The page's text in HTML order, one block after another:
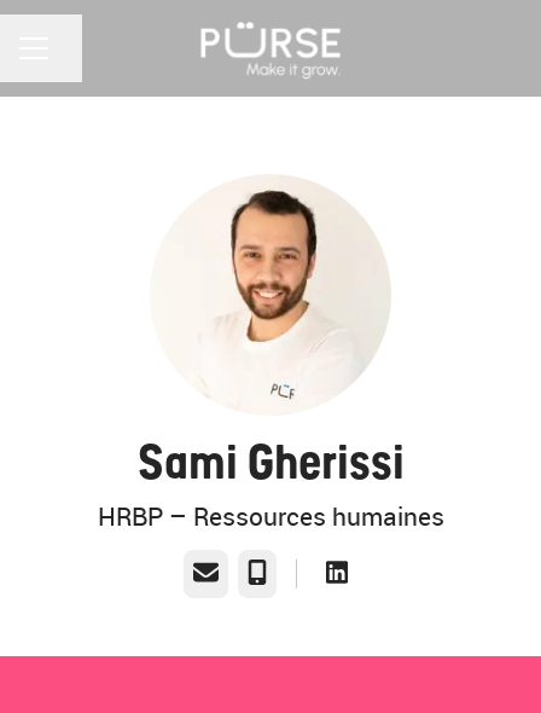
Sami Gherissi
HRBP – Ressources humaines
E-mail Téléphone